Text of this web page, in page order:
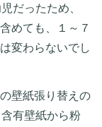
だったため、
めても、１～７
変わらないでし
壁紙張り替えの
有壁紙から粉